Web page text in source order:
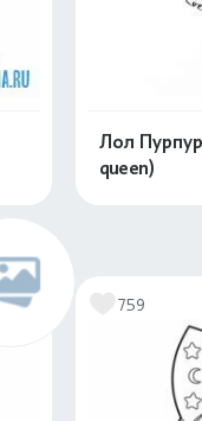
Лол
queen)
759